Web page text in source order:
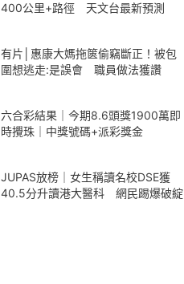
400公里+路徑 天文台最新預測
有片│惠康大媽拖篋偷竊斷正！被包
圍想逃走:是誤會 職員做法獲讚
六合彩結果｜今期8.6頭獎1900萬即
時攪珠｜中獎號碼+派彩獎金
JUPAS放榜｜女生稱讀名校DSE獲
40.5分升讀港大醫科 網民踢爆破綻